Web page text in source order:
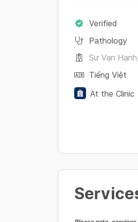
Verified
Pathology
Sư Vạn
Tiếng Việt
At the Clinic